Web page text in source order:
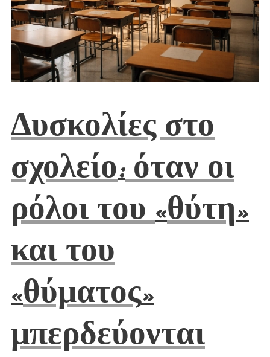
Δυσκολίες στο
σχολείο:όταν οι
ρόλοι του«θύτη»
και του
«θύματος»
μπερδεύονται